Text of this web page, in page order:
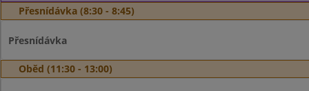
Přesnídávka (8:30 - 8:45)
Přesnídávka
Oběd (11:30 - 13:00)